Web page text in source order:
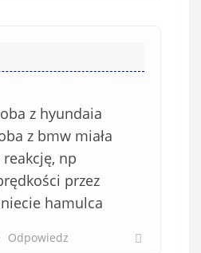
z hyundaia
z bmw miała
np
przez
hamulca
Odpowiedz